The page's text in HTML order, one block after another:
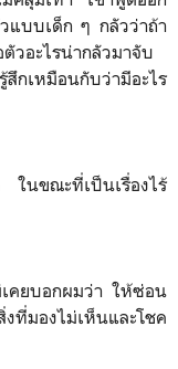
แบบเด็ก ๆ กลัวว่าถ้า
วอะไรน่ากลัวมาจับ
สึกเหมือนกับว่ามีอะไร
ในขณะที่เป็นเรื่องไร้
คยบอกผมว่า ให้ซ่อน
ที่มองไม่เห็นและโชค